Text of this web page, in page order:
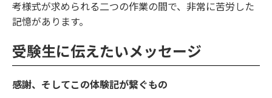
考様式が求められる二つの作業の間で、非常に苦労した
記憶があります。
受験生に伝えたいメッセージ
感謝、そしてこの体験記が繋ぐもの